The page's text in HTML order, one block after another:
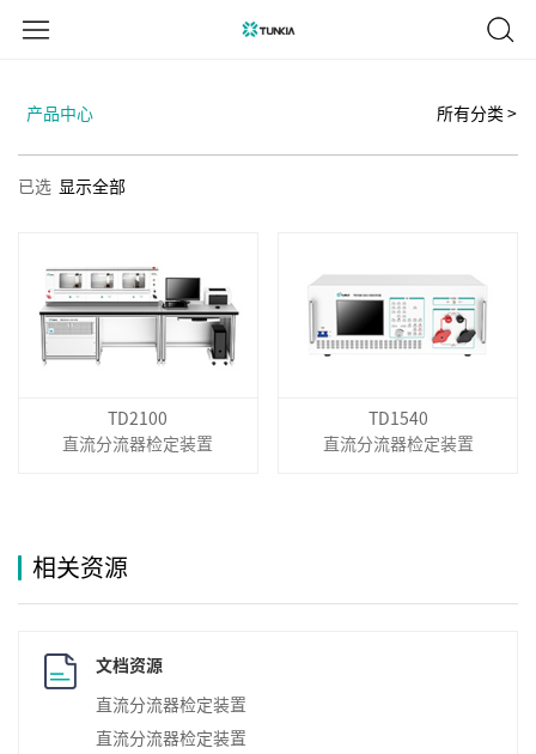
产品中心 所有分类 >
已选 显示全部
TD2100
直流分流器检定装置
TD1540
直流分流器检定装置
相关资源
文档资源
直流分流器检定装置
直流分流器检定装置